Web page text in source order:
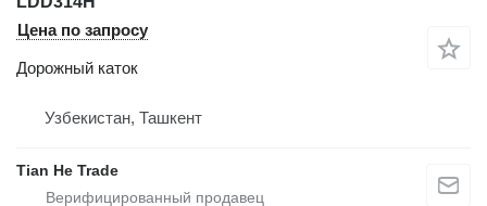
Цена по запросу
Дорожный каток
Узбекистан, Ташкент
Tian He Trade